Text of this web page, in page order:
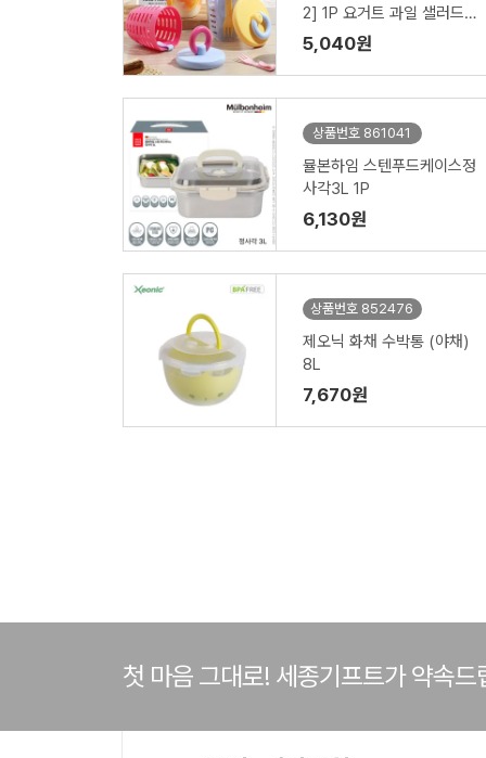
2] 1P 요거트 과일 샐러드
도시락 런치박스 밀프랩 과
일통 포크
5,040원
상품번호 861041
뮬본하임 스텐푸드케이스정
사각3L 1P
6,130원
상품번호 852476
제오닉 화채 수박통 (야채)
8L
7,670원
첫 마음 그대로! 세종기프트가 약속드